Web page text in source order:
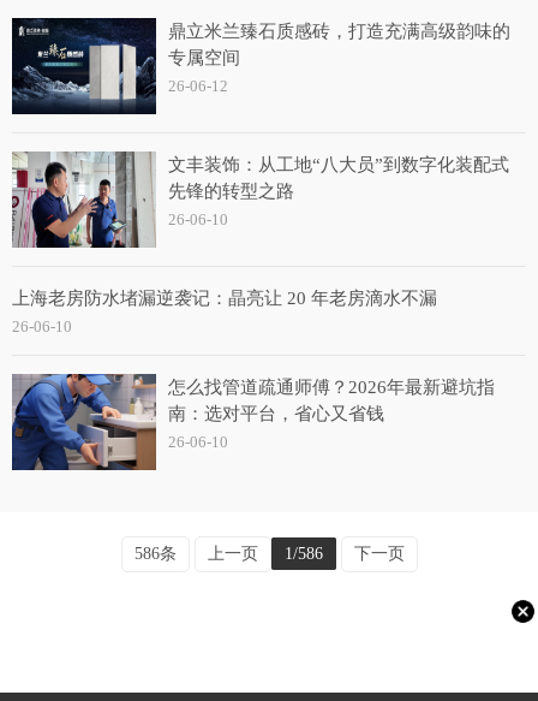
鼎立米兰臻石质感砖，打造充满高级韵味的
专属空间
26-06-12
文丰装饰：从工地“八大员”到数字化装配式
先锋的转型之路
26-06-10
上海老房防水堵漏逆袭记：晶亮让 20 年老房滴水不漏
26-06-10
怎么找管道疏通师傅？2026年最新避坑指
南：选对平台，省心又省钱
26-06-10
586条 上一页 1/586 下一页